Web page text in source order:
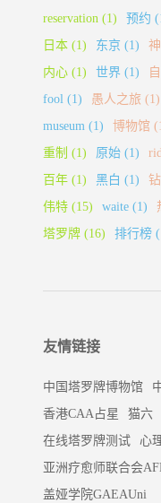
reservation (1) 预约
日本 (1) 东京 (1)
内心 (1) 世界 (1)
fool (1) 愚人之旅 (1)
museum (1) 博物馆
重制 (1) 原始 (1)
百年 (1) 黑白 (1)
伟特 (15) waite (1)
塔罗牌 (16) 排行榜
友情链接
中国塔罗牌博物馆
香港CAA占星
猫六
在线塔罗牌测试
心
亚洲疗愈师联合会
盖娅学院GAEAUni